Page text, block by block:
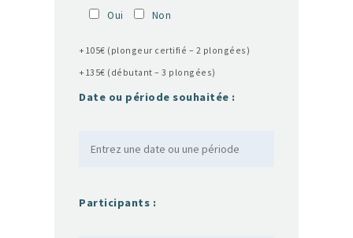
Oui Non
+105€ (plongeur certifié – 2 plongées)
+135€ (débutant – 3 plongées)
Date ou période souhaitée :
Participants :